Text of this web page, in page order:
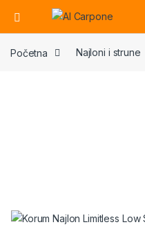
Open
Početna Najloni i strune